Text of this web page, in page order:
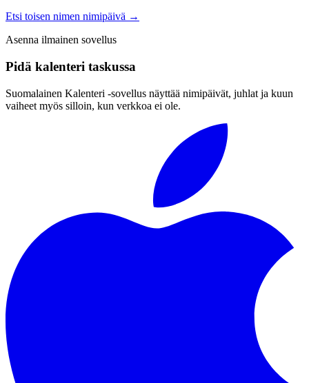
Etsi toisen nimen nimipäivä →
Asenna ilmainen sovellus
Pidä kalenteri taskussa
Suomalainen Kalenteri ‑sovellus näyttää nimipäivät, juhlat ja kuun
vaiheet myös silloin, kun verkkoa ei ole.